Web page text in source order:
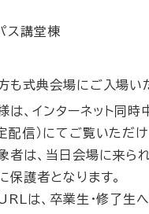
ス講堂棟
も式典会場にご入場い
は、インターネット同時
配信） にてご覧いただけ
者は、当日会場に来ら
保護者となります。
は、卒業生・修了生